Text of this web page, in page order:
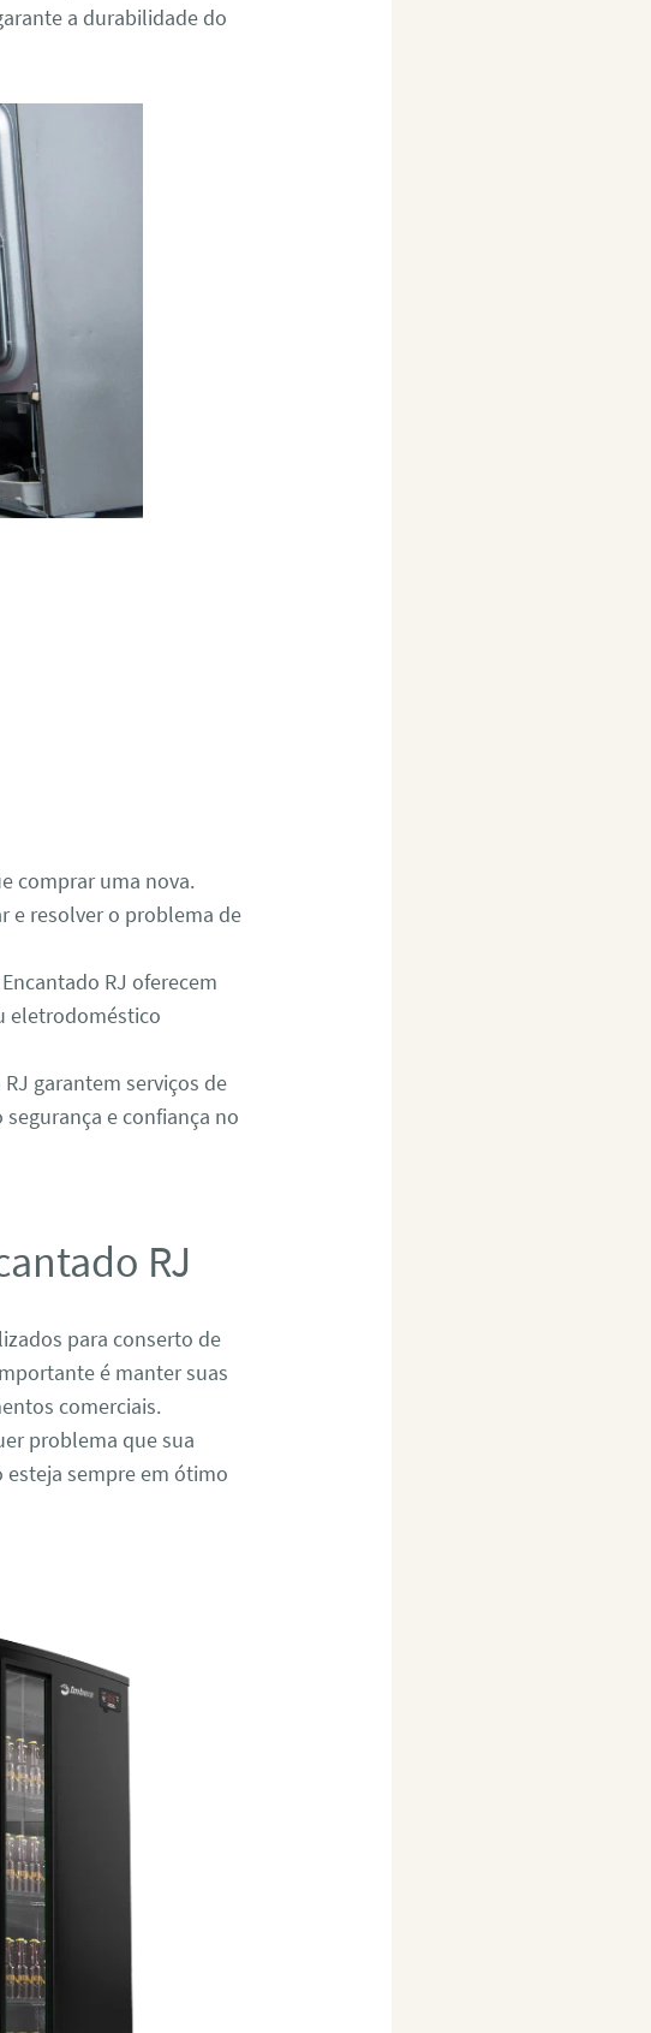
a durabilidade do
comprar uma nova.
e resolver o problema de
RJ oferecem
eletrodoméstico
garantem serviços de
e confiança no
RJ
para conserto de
é manter suas
comerciais.
problema que sua
sempre em ótimo